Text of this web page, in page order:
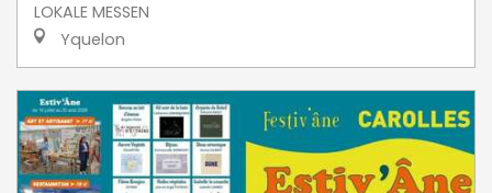
LOKALE MESSEN
Yquelon